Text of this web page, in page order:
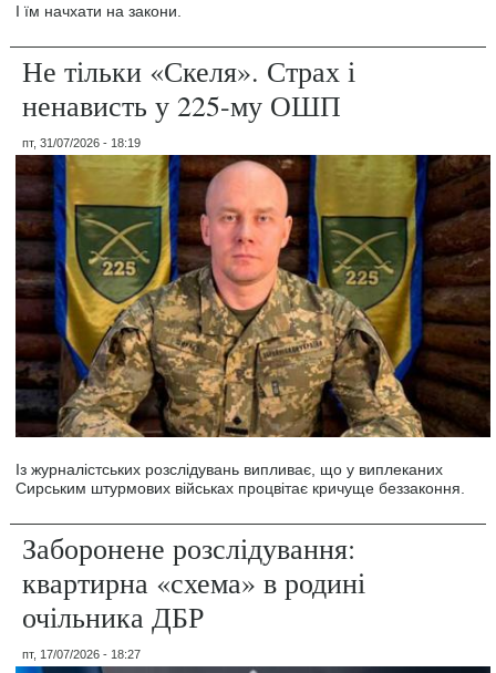
І їм начхати на закони.
Не тільки «Скеля». Страх і
ненависть у 225-му ОШП
пт, 31/07/2026 - 18:19
Із журналістських розслідувань випливає, що у виплеканих
Сирським штурмових військах процвітає кричуще беззаконня.
Заборонене розслідування:
квартирна «схема» в родині
очільника ДБР
пт, 17/07/2026 - 18:27